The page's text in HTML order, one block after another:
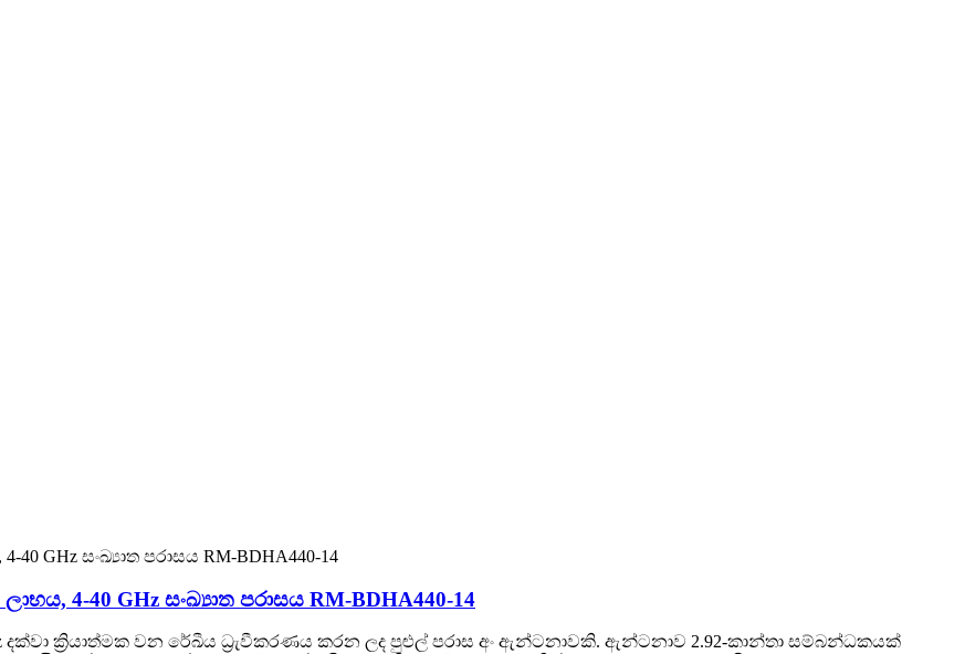
4-40 GHz සංඛ්‍යාත පරාසය RM-BDHA440-14
දක්වා ක්‍රියාත්මක වන රේඛීය ධ්‍රැවීකරණය කරන ලද පුළුල් පරාස අං ඇන්ටනාවකි. ඇන්ටනාව 2.92-කාන්තා සම්බන්ධකයක්